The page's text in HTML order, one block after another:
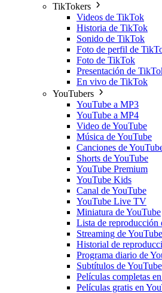
TikTokers
Videos de TikTok
Historia de TikTok
Sonido de TikTok
Foto de perfil de
Foto de TikTok
Presentación de
En vivo de TikTok
YouTubers
YouTube a MP3
YouTube a MP4
Video de YouTube
Música de YouTube
Canciones de
Shorts de YouTube
YouTube Premium
YouTube Kids
Canal de YouTube
YouTube Live TV
Miniatura de YouTube
Lista de reproducción
Streaming de YouTube
Historial de
Programa diario de
Subtítulos de YouTube
Películas completas
Películas gratis en